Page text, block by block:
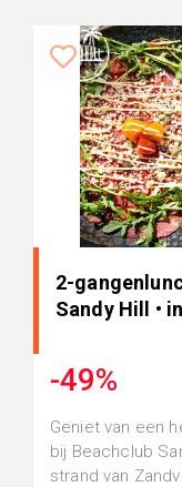
2-
Sandy Hill •
-49%
Geniet van een
bij Beachclub
strand van